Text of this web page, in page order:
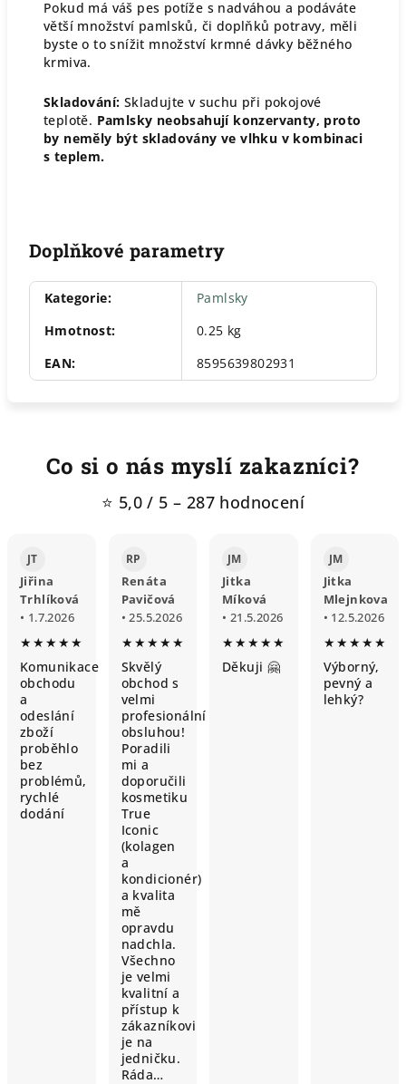
Pokud má váš pes potíže s nadváhou a podáváte
větší množství pamlsků, či doplňků potravy, měli
byste o to snížit množství krmné dávky běžného
krmiva.
Skladování: Skladujte v suchu při pokojové
teplotě. Pamlsky neobsahují konzervanty, proto
by neměly být skladovány ve vlhku v kombinaci
s teplem.
Doplňkové parametry
Kategorie:
Pamlsky
Hmotnost:
0.25 kg
EAN: 8595639802931
Co si o nás myslí zakazníci?
⭐ 5,0 / 5 – 287 hodnocení
JT
Jiřina
Trhlíková
• 1.7.2026
★★★★★
Komunikace
obchodu
a
odeslání
zboží
proběhlo
bez
problémů,
rychlé
dodání
RP
Renáta
Pavičová
• 25.5.2026
★★★★★
Skvělý
obchod s
velmi
profesionální
obsluhou!
Poradili
mi a
doporučili
kosmetiku
True
Iconic
(kolagen
a
kondicionér)
a kvalita
mě
opravdu
nadchla.
Všechno
je velmi
kvalitní a
přístup k
zákazníkovi
je na
jedničku.
Ráda…
JM
Jitka
Míková
• 21.5.2026
★★★★★
Děkuji 🤗
JM
Jitka
Mlejnkova
• 12.5.2026
★★★★★
Výborný,
pevný a
lehký?